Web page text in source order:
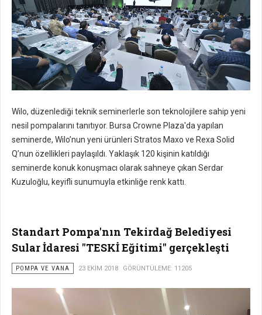
Wilo, düzenlediği teknik seminerlerle son teknolojilere sahip yeni
nesil pompalarını tanıtıyor. Bursa Crowne Plaza'da yapılan
seminerde, Wilo’nun yeni ürünleri Stratos Maxo ve Rexa Solid
Q’nun özellikleri paylaşıldı. Yaklaşık 120 kişinin katıldığı
seminerde konuk konuşmacı olarak sahneye çıkan Serdar
Kuzuloğlu, keyifli sunumuyla etkinliğe renk kattı.
Standart Pompa'nın Tekirdağ Belediyesi
Sular İdaresi "TESKİ Eğitimi" gerçekleşti
POMPA VE VANA 23 EKIM 2018 GÖRÜNTÜLEME: 11205